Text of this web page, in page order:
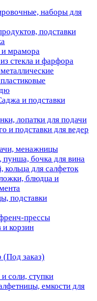
наборы для
подставки
и мрамора
стекла и фарфора
и подставки
лопатки для подачи
и подставки для ведер
менажницы
пунша, бочка для вина
кольца для салфеток
блюдца и
подставки
прессы
корзин
заказ)
соли, ступки
емкости для